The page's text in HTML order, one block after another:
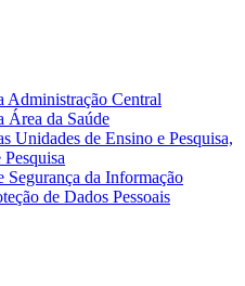
Administração Central
Área da Saúde
Unidades de Ensino e Pesquisa,
da Informação
de Dados Pessoais